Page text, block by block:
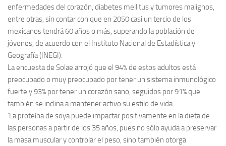
enfermedades del corazón, diabetes mellitus y tumores malignos,
entre otras, sin contar con que en 2050 casi un tercio de los
mexicanos tendrá 60 años o más, superando la población de
jóvenes, de acuerdo con el Instituto Nacional de Estadística y
Geografía (INEGI).
La encuesta de Solae arrojó que el 94% de estos adultos está
preocupado o muy preocupado por tener un sistema inmunológico
fuerte y 93% por tener un corazón sano, seguidos por 91% que
también se inclina a mantener activo su estilo de vida.
`La proteína de soya puede impactar positivamente en la dieta de
las personas a partir de los 35 años, pues no sólo ayuda a preservar
la masa muscular y controlar el peso, sino también otorga